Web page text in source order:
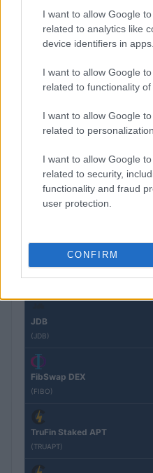
I want to allow Google
related to analytics like
device identifiers in apps.
I want to allow Google
related to functionality
I want to allow Google
related to personalization.
I want to allow Google
related to security,
functionality and fraud
user protection.
CONFIRM
BTC
(KBTC)
Steakhouse EURCV
(STEAKEURCV)
Epoch Island
(EPOCH)
Stride Staked Injective
Vested XOR
(VXOR)
JDB
(JDB)
FibSwap DEX
(FIBO)
TruFin Staked APT
(TRUAPT)